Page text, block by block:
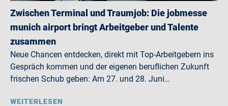
Zwischen Terminal und Traumjob: Die jobmesse
munich airport bringt Arbeitgeber und Talente
zusammen
Neue Chancen entdecken, direkt mit Top-Arbeitgebern ins
Gespräch kommen und der eigenen beruflichen Zukunft
frischen Schub geben: Am 27. und 28. Juni…
WEITERLESEN